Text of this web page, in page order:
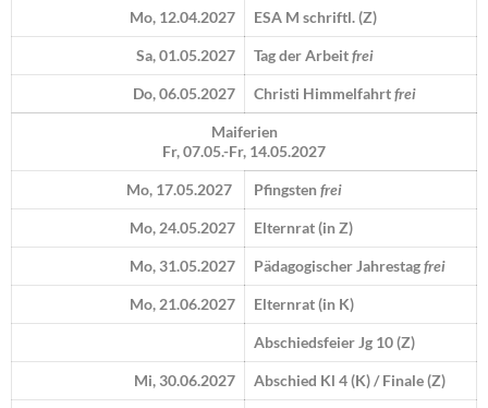
Mo, 12.04.2027 ESA M schriftl. (Z)
Sa, 01.05.2027 Tag der Arbeitfrei
Do, 06.05.2027 Christi Himmelfahrtfrei
Maiferien
Fr, 07.05.-Fr, 14.05.2027
Mo, 17.05.2027 Pfingstenfrei
Mo, 24.05.2027 Elternrat (in Z)
Mo, 31.05.2027 Pädagogischer Jahrestagfrei
Mo, 21.06.2027 Elternrat (in K)
Abschiedsfeier Jg 10 (Z)
Mi, 30.06.2027 Abschied Kl 4 (K) / Finale (Z)